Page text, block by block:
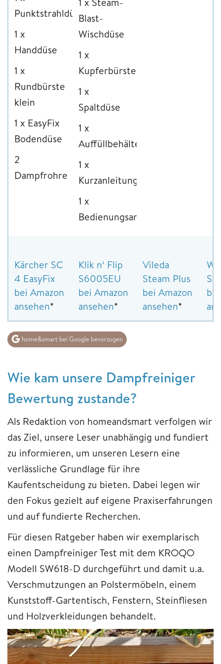
Punktstrahldüse
1 x
Handdüse
1 x
Rundbürste
klein
1 x EasyFix
Bodendüse
2
Dampfrohre
Blast-
Wischdüse
1 x
Kupferbürste
1 x
Spaltdüse
1 x
Auffüllbehälter
1 x
Kurzanleitung
1 x
Bedienungsanleitung
Kärcher SC
4 EasyFix
bei Amazon
ansehen*
Klik n‘ Flip
S6005EU
bei Amazon
ansehen*
Vileda
Steam Plus
bei Amazon
ansehen*
home&smart bei Google bevorzugen
Wie kam unsere Dampfreiniger
Bewertung zustande?
Als Redaktion von homeandsmart verfolgen wir
das Ziel, unsere Leser unabhängig und fundiert
zu informieren, um unseren Lesern eine
verlässliche Grundlage für ihre
Kaufentscheidung zu bieten. Dabei legen wir
den Fokus gezielt auf eigene Praxiserfahrungen
und auf fundierte Recherchen.
Für diesen Ratgeber haben wir exemplarisch
einen Dampfreiniger Test mit dem KROQO
Modell SW618-D durchgeführt und damit u.a.
Verschmutzungen an Polstermöbeln, einem
Kunststoff-Gartentisch, Fenstern, Steinfliesen
und Holzverkleidungen behandelt.